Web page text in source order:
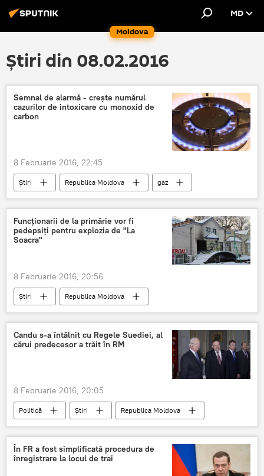
Moldova
MD
Știri din 08.02.2016
Semnal de alarmă - crește numărul
cazurilor de intoxicare cu monoxid de
carbon
8 Februarie 2016, 22:45
Știri Republica Moldova
gaz
creștere
campanie de informare
număr
Mârzenco
Funcționarii de la primărie vor fi
pedepsiți pentru explozia de "La
Soacra"
8 Februarie 2016, 20:56
Știri
Republica Moldova
Explozie în centrul Chişinăului
Chișinău
funcționari
primărie
explozie
La soacra
Candu s-a întâlnit cu Regele Suediei, al
cărui predecesor a trăit în RM
8 Februarie 2016, 20:05
Politică Știri
Republica Moldova
Suedia
Andrian Candu
În FR a fost simplificată procedura de
înregistrare la locul de trai